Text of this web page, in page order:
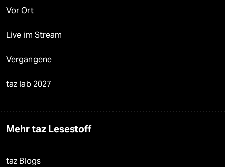
Vor Ort
Live im Stream
Vergangene
taz lab 2027
Mehr taz Lesestoff
taz Blogs